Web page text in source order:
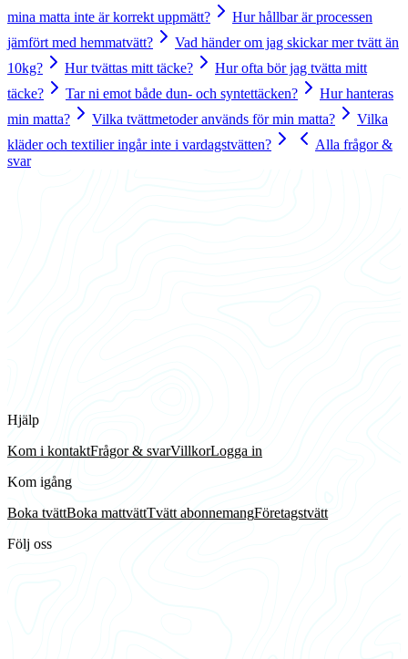
mina matta inte är korrekt uppmätt?
Hur hållbar är processen
jämfört med hemmatvätt?
Vad händer om jag skickar mer tvätt än
10kg?
Hur tvättas mitt täcke?
Hur ofta bör jag tvätta mitt
täcke?
Tar ni emot både dun- och syntettäcken?
Hur hanteras
min matta?
Vilka tvättmetoder används för min matta?
Vilka
kläder och textilier ingår inte i vardagstvätten?
Alla frågor &
svar
Hjälp
Kom i kontaktFrågor & svarVillkorLogga in
Kom igång
Boka tvättBoka mattvättTvätt abonnemangFöretagstvätt
Följ oss